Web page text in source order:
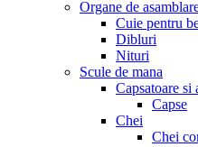
Organe de
Cuie pentru
Dibluri
Nituri
Scule de mana
Capsatoare si
Capse
Chei
Chei